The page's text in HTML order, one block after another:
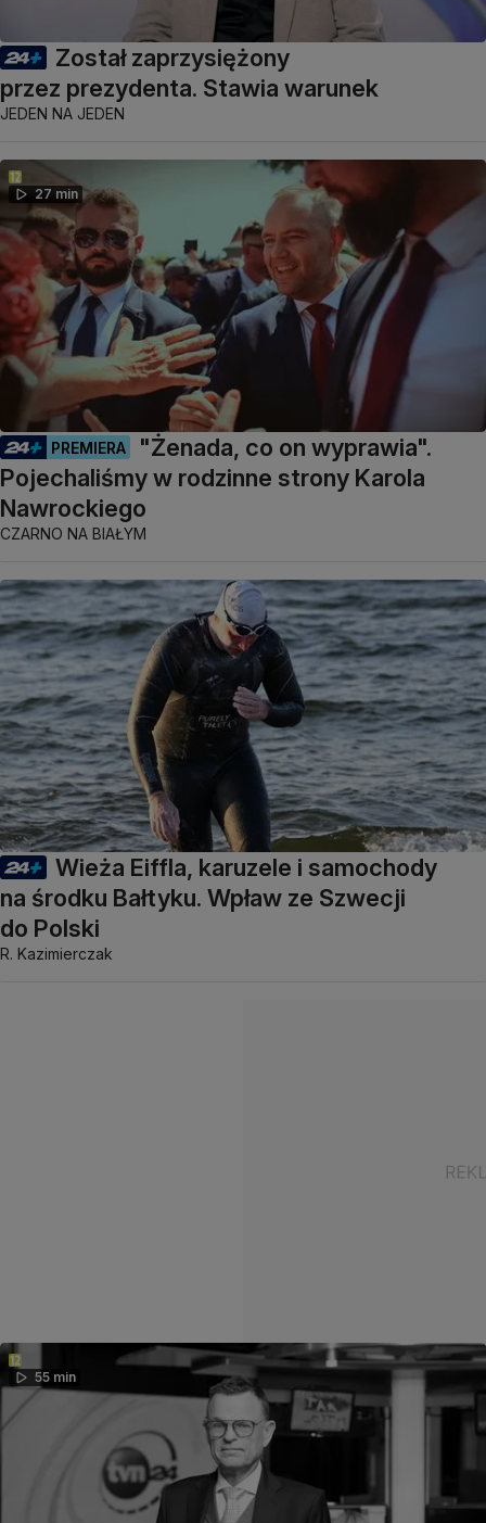
Został zaprzysiężony
przez prezydenta. Stawia warunek
JEDEN NA JEDEN
27 min
PREMIERA
"Żenada, co on wyprawia".
Pojechaliśmy w rodzinne strony Karola
Nawrockiego
CZARNO NA BIAŁYM
Wieża Eiffla, karuzele i samochody
na środku Bałtyku. Wpław ze Szwecji
do Polski
R. Kazimierczak
55 min